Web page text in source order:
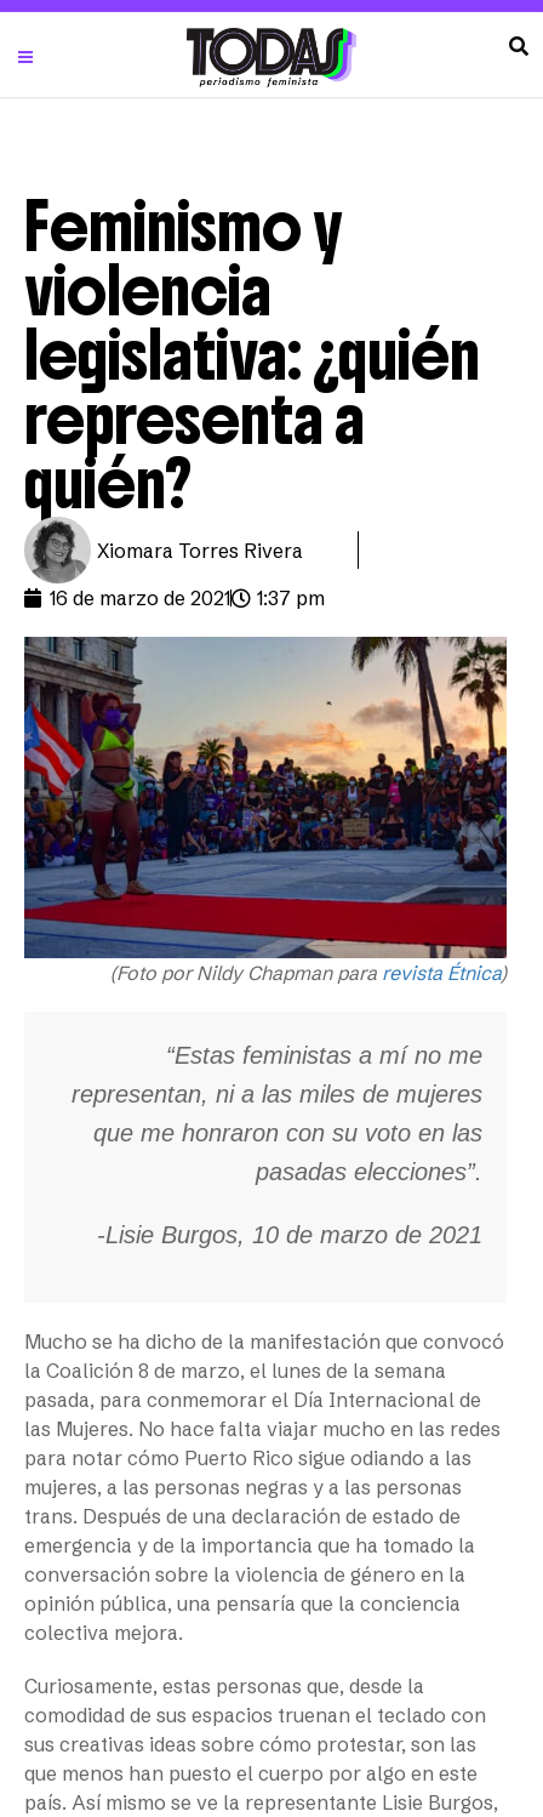
Feminismo y
violencia
legislativa: ¿quién
representa a
quién?
Xiomara Torres Rivera
16 de marzo de 2021
1:37 pm
(Foto por Nildy Chapman para revista Étnica)
“Estas feministas a mí no me
representan, ni a las miles de mujeres
que me honraron con su voto en las
pasadas elecciones”.
-Lisie Burgos, 10 de marzo de 2021
Mucho se ha dicho de la manifestación que convocó
la Coalición 8 de marzo, el lunes de la semana
pasada, para conmemorar el Día Internacional de
las Mujeres. No hace falta viajar mucho en las redes
para notar cómo Puerto Rico sigue odiando a las
mujeres, a las personas negras y a las personas
trans. Después de una declaración de estado de
emergencia y de la importancia que ha tomado la
conversación sobre la violencia de género en la
opinión pública, una pensaría que la conciencia
colectiva mejora.
Curiosamente, estas personas que, desde la
comodidad de sus espacios truenan el teclado con
sus creativas ideas sobre cómo protestar, son las
que menos han puesto el cuerpo por algo en este
país. Así mismo se ve la representante Lisie Burgos,